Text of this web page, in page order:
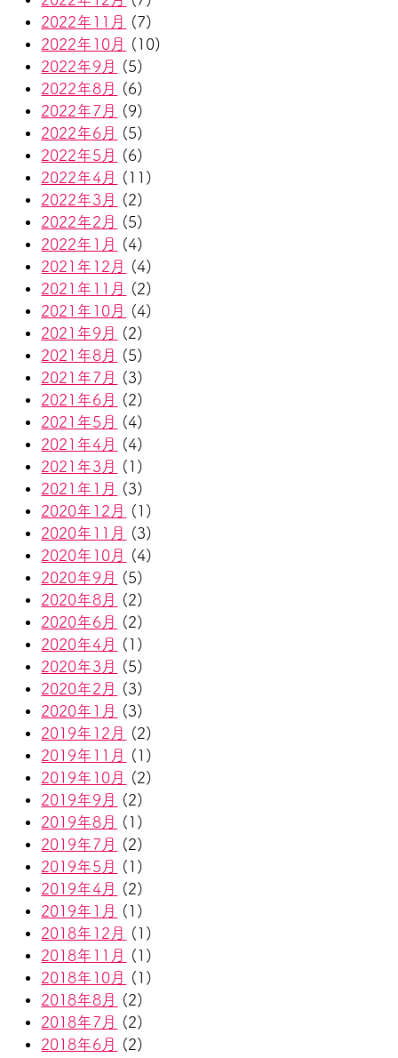
2022年11月
(7)
2022年10月
(10)
2022年9月
(5)
2022年8月
(6)
2022年7月
(9)
2022年6月
(5)
2022年5月
(6)
2022年4月
(11)
2022年3月
(2)
2022年2月
(5)
2022年1月
(4)
2021年12月
(4)
2021年11月
(2)
2021年10月
(4)
2021年9月
(2)
2021年8月
(5)
2021年7月
(3)
2021年6月
(2)
2021年5月
(4)
2021年4月
(4)
2021年3月
(1)
2021年1月
(3)
2020年12月
(1)
2020年11月
(3)
2020年10月
(4)
2020年9月
(5)
2020年8月
(2)
2020年6月
(2)
2020年4月
(1)
2020年3月
(5)
2020年2月
(3)
2020年1月
(3)
2019年12月
(2)
2019年11月
(1)
2019年10月
(2)
2019年9月
(2)
2019年8月
(1)
2019年7月
(2)
2019年5月
(1)
2019年4月
(2)
2019年1月
(1)
2018年12月
(1)
2018年11月
(1)
2018年10月
(1)
2018年8月
(2)
2018年7月
(2)
2018年6月
(2)